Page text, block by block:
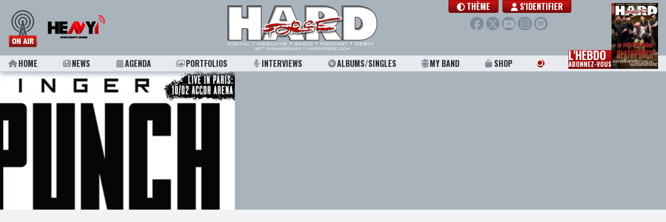
THÈME S'IDENTIFIER
HOME NEWS AGENDA PORTFOLIOS INTERVIEWS ALBUMS/SINGLES MY BAND SHOP L'HEBDO
ABONNEZ-VOUS